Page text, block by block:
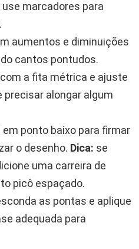
use marcadores para
aumentos e diminuições
cantos pontudos.
a fita métrica e ajuste
precisar alongar algum
em ponto baixo para firmar
o desenho. Dica: se
uma carreira de
picô espaçado.
as pontas e aplique
adequada para